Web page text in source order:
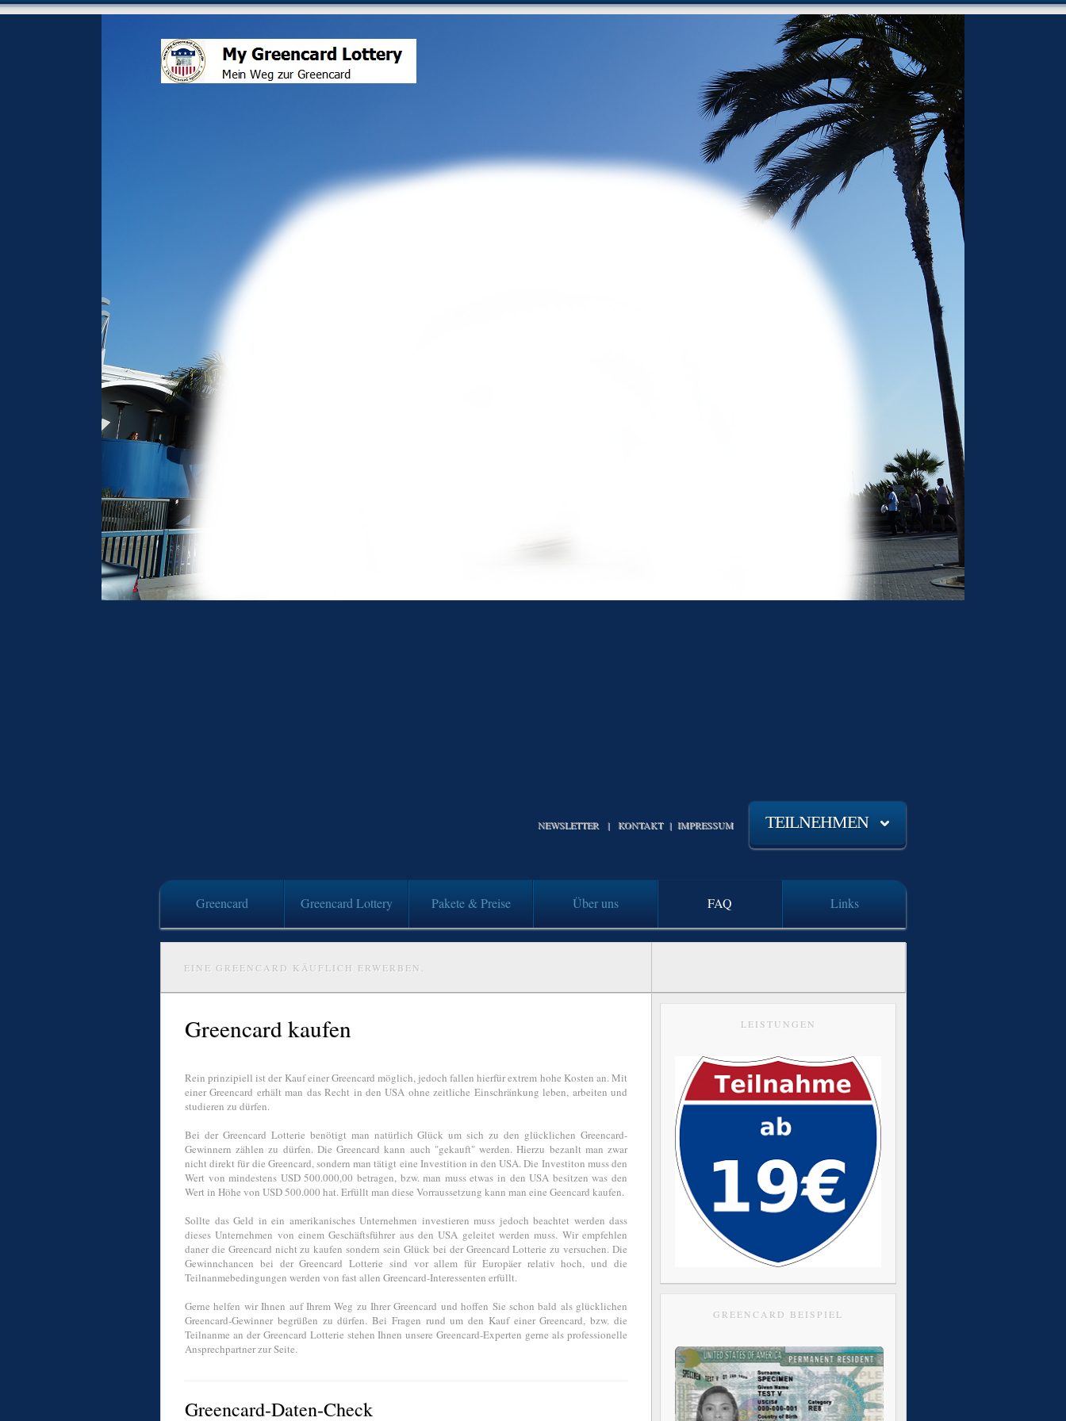
TEILNEHMEN
NEWSLETTER | KONTAKT| IMPRESSUM
Greencard Greencard Lottery Pakete & Preise Über uns FAQ Links
EINE GREENCARD KÄUFLICH ERWERBEN.
Greencard kaufen
Rein prinzipiell ist der Kauf einer Greencard möglich, jedoch fallen hierfür extrem hohe Kosten an. Mit
einer Greencard erhält man das Recht in den USA ohne zeitliche Einschränkung leben, arbeiten und
studieren zu dürfen.
Bei der Greencard Lotterie benötigt man natürlich Glück um sich zu den glücklichen Greencard-
Gewinnern zählen zu dürfen. Die Greencard kann auch "gekauft" werden. Hierzu bezanlt man zwar
nicht direkt für die Greencard, sondern man tätigt eine Investition in den USA. Die Investiton muss den
Wert von mindestens USD 500.000,00 betragen, bzw. man muss etwas in den USA besitzen was den
Wert in Höhe von USD 500.000 hat. Erfüllt man diese Vorraussetzung kann man eine Geencard kaufen.
Sollte das Geld in ein amerikanisches Unternehmen investieren muss jedoch beachtet werden dass
dieses Unternehmen von einem Geschäftsführer aus den USA geleitet werden muss. Wir empfehlen
daner die Greencard nicht zu kaufen sondern sein Glück bei der Greencard Lotterie zu versuchen. Die
Gewinnchancen bei der Greencard Lotterie sind vor allem für Europäer relativ hoch, und die
Teilnanmebedingungen werden von fast allen Greencard-Interessenten erfüllt.
Gerne helfen wir Ihnen auf Ihrem Weg zu Ihrer Greencard und hoffen Sie schon bald als glücklichen
Greencard-Gewinner begrüßen zu dürfen. Bei Fragen rund um den Kauf einer Greencard, bzw. die
Teilnanme an der Greencard Lotterie stehen Ihnen unsere Greencard-Experten gerne als professionelle
Ansprechpartner zur Seite.
Greencard-Daten-Check
LEISTUNGEN
GREENCARD BEISPIEL